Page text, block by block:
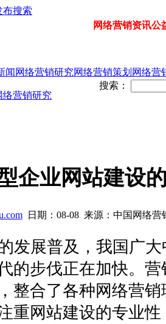
布搜索
网络营销资讯公
闻 网络营销研究网络营销策划 网络营
络营销研究
搜索：
企业网站建设
日期：08-08 来源：中国网络营
发展普及，我国广大
的步伐正在加快。
整合了各种网络营
重网站建设的专业